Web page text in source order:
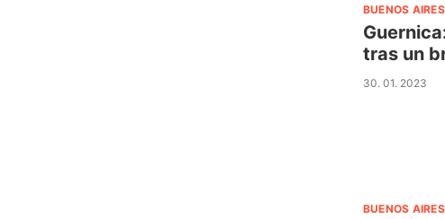
BUENOS AIRES
tras un
30. 01. 2023
BUENOS AIRES